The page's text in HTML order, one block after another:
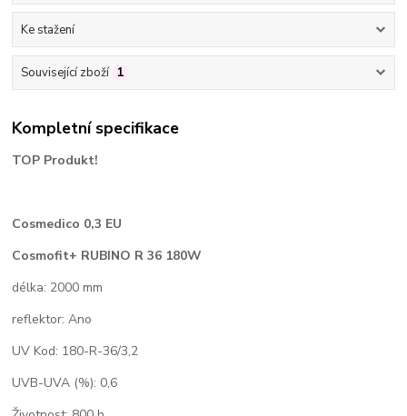
Ke stažení
Související zboží 1
Kompletní specifikace
TOP Produkt!
Cosmedico 0,3 EU
Cosmofit+ RUBINO R 36 180W
délka: 2000 mm
reflektor: Ano
UV Kod: 180-R-36/3,2
UVB-UVA (%): 0,6